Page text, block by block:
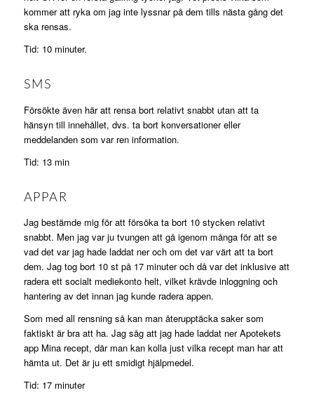
kommer att ryka om jag inte lyssnar på dem tills nästa gång det
ska rensas.
Tid: 10 minuter.
SMS
Försökte även här att rensa bort relativt snabbt utan att ta
hänsyn till innehållet, dvs. ta bort konversationer eller
meddelanden som var ren information.
Tid: 13 min
APPAR
Jag bestämde mig för att försöka ta bort 10 stycken relativt
snabbt. Men jag var ju tvungen att gå igenom många för att se
vad det var jag hade laddat ner och om det var värt att ta bort
dem. Jag tog bort 10 st på 17 minuter och då var det inklusive att
radera ett socialt mediekonto helt, vilket krävde inloggning och
hantering av det innan jag kunde radera appen.
Som med all rensning så kan man återupptäcka saker som
faktiskt är bra att ha. Jag såg att jag hade laddat ner Apotekets
app Mina recept, där man kan kolla just vilka recept man har att
hämta ut. Det är ju ett smidigt hjälpmedel.
Tid: 17 minuter